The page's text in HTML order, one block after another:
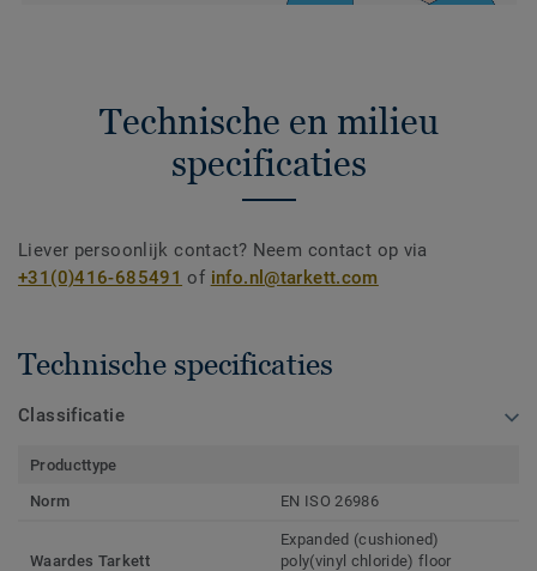
Technische en milieu
specificaties
Liever persoonlijk contact? Neem contact op via
+31(0)416-685491 of info.nl@tarkett.com
Technische specificaties
Classificatie
Producttype
Norm
EN ISO 26986
Waardes Tarkett
Expanded (cushioned)
poly(vinyl chloride) floor